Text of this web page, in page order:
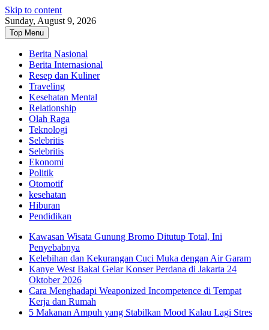
Skip to content
Sunday, August 9, 2026
Top Menu
Berita Nasional
Berita Internasional
Resep dan Kuliner
Traveling
Kesehatan Mental
Relationship
Olah Raga
Teknologi
Selebritis
Selebritis
Ekonomi
Politik
Otomotif
kesehatan
Hiburan
Pendidikan
Kawasan Wisata Gunung Bromo Ditutup Total, Ini
Penyebabnya
Kelebihan dan Kekurangan Cuci Muka dengan Air Garam
Kanye West Bakal Gelar Konser Perdana di Jakarta 24
Oktober 2026
Cara Menghadapi Weaponized Incompetence di Tempat
Kerja dan Rumah
5 Makanan Ampuh yang Stabilkan Mood Kalau Lagi Stres